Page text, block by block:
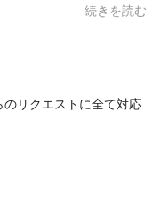
続きを読む
リクエストに全て対応